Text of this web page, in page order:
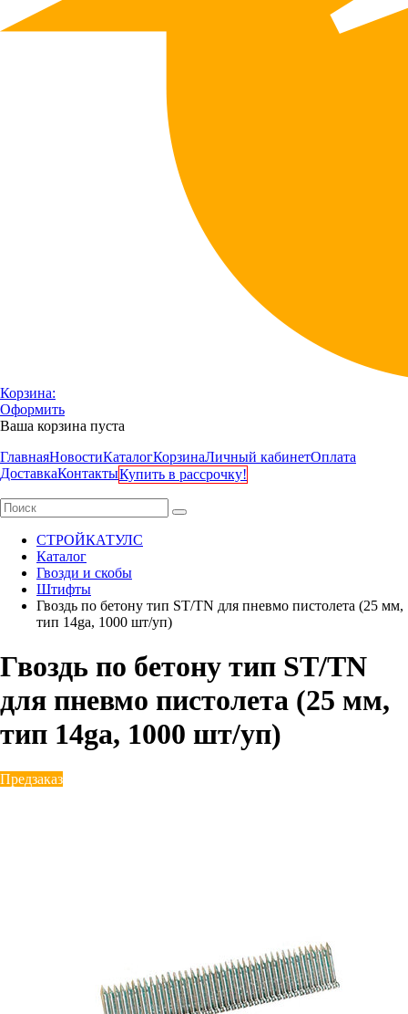
Корзина:
Оформить
Ваша корзина пуста
ГлавнаяНовостиКаталогКорзинаЛичный кабинетОплата
ДоставкаКонтактыКупить в рассрочку!
СТРОЙКАТУЛС
Каталог
Гвозди и скобы
Штифты
Гвоздь по бетону тип ST/TN для пневмо пистолета (25 мм,
тип 14ga, 1000 шт/уп)
Гвоздь по бетону тип ST/TN
для пневмо пистолета (25 мм,
тип 14ga, 1000 шт/уп)
Предзаказ